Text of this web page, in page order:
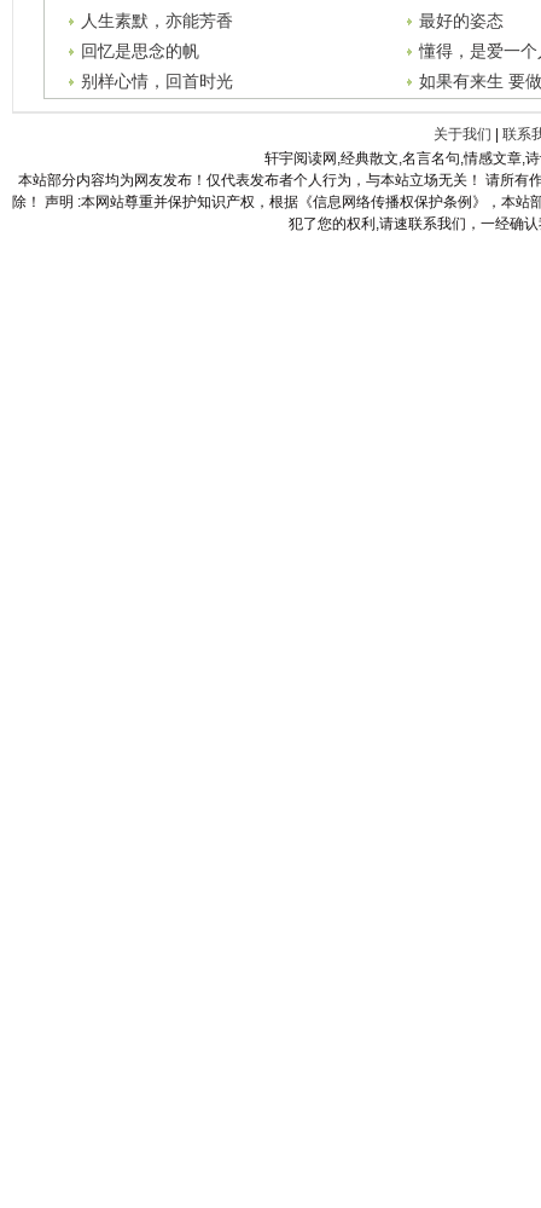
人生素默，亦能芳香
最好的姿态
回忆是思念的帆
懂得，是爱一
别样心情，回首时光
如果有来生 要
关于我们
联系
轩宇阅读网,经典散文,名言名句,情感文章,
本站部分内容均为网友发布！仅代表发布者个人行为，与本站立场无关！ 请所
除！ 声明 :本网站尊重并保护知识产权，根据《信息网络传播权保护条例》，本
犯了您的权利,请速联系我们，一经确